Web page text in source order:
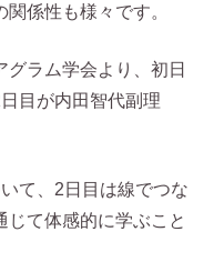
係性も様々です。
ラム学会より、初日
目が内田智代副理
て、2日目は線でつな
じて体感的に学ぶこと